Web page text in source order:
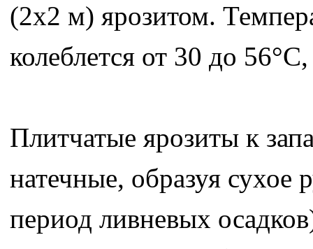
(2х2 м) ярозитом.
колеблется от 30 до
Плитчатые ярозиты к
натечные, образуя сухое
период ливневых